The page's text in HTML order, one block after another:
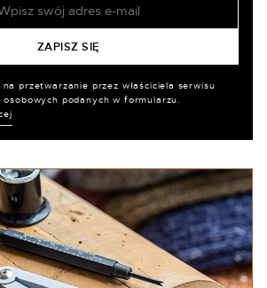
przetwarzanie przez właściciela serwisu
osobowych podanych w formularzu.